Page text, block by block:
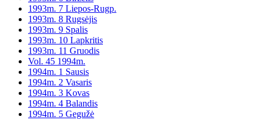
1993m. 7 Liepos-Rugp.
1993m. 8 Rugsėjis
1993m. 9 Spalis
1993m. 10 Lapkritis
1993m. 11 Gruodis
Vol. 45 1994m.
1994m. 1 Sausis
1994m. 2 Vasaris
1994m. 3 Kovas
1994m. 4 Balandis
1994m. 5 Gegužė